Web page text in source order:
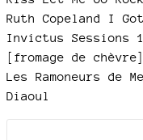
Ruth Copeland I
Invictus Sessions
[fromage de chèvre]
Les Ramoneurs de
Diaoul